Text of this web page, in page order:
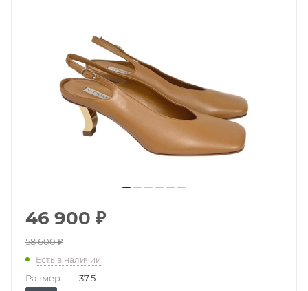
46 900 ₽
58 600₽
Есть в наличии
Размер — 37.5